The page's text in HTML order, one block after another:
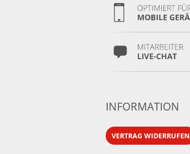
INFORMATION
VERTRAG WIDERRUFEN